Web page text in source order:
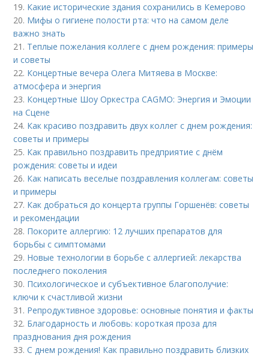
19. Какие исторические здания сохранились в Кемерово
20. Мифы о гигиене полости рта: что на самом деле
важно знать
21. Теплые пожелания коллеге с днем рождения: примеры
и советы
22. Концертные вечера Олега Митяева в Москве:
атмосфера и энергия
23. Концертные Шоу Оркестра CAGMO: Энергия и Эмоции
на Сцене
24. Как красиво поздравить двух коллег с днем рождения:
советы и примеры
25. Как правильно поздравить предприятие с днём
рождения: советы и идеи
26. Как написать веселые поздравления коллегам: советы
и примеры
27. Как добраться до концерта группы Горшенёв: советы
и рекомендации
28. Покорите аллергию: 12 лучших препаратов для
борьбы с симптомами
29. Новые технологии в борьбе с аллергией: лекарства
последнего поколения
30. Психологическое и субъективное благополучие:
ключи к счастливой жизни
31. Репродуктивное здоровье: основные понятия и факты
32. Благодарность и любовь: короткая проза для
празднования дня рождения
33.С днем рождения! Как правильно поздравить близких